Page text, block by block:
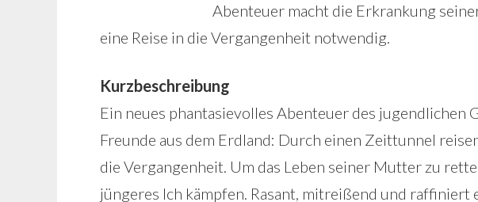
Abenteuer macht die Erkrankung
eine Reise in die Vergangenheit notwendig.
Kurzbeschreibung
Ein neues phantasievolles Abenteuer des jugendlichen
Freunde aus dem Erdland: Durch einen Zeittunnel
die Vergangenheit. Um das Leben seiner Mutter zu
jüngeres Ich kämpfen. Rasant, mitreißend und raffiniert